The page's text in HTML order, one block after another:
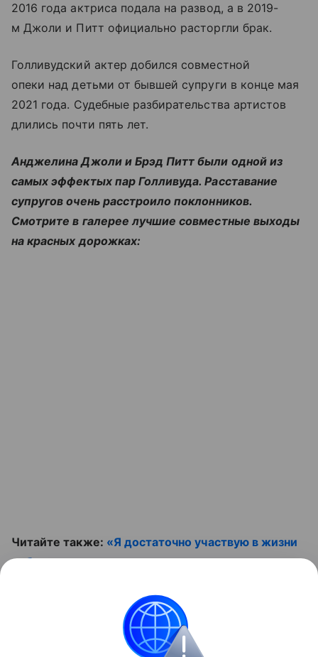
2016 года актриса подала на развод, а в 2019-
м Джоли и Питт официально расторгли брак.
Голливудский актер добился совместной
опеки над детьми от бывшей супруги в конце мая
2021 года. Судебные разбирательства артистов
длились почти пять лет.
Анджелина Джоли и Брэд Питт были одной из
самых эффектых пар Голливуда. Расставание
супругов очень расстроило поклонников.
Смотрите в галерее лучшие совместные выходы
на красных дорожках:
Читайте также: «Я достаточно участвую в жизни
ребенка»: звезды, отказавшиеся платить
Контент недоступен